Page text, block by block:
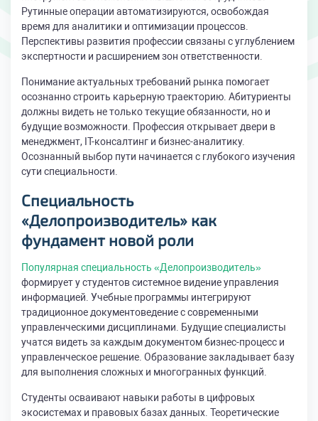
Рутинные операции автоматизируются, освобождая
время для аналитики и оптимизации процессов.
Перспективы развития профессии связаны с углублением
экспертности и расширением зон ответственности.
Понимание актуальных требований рынка помогает
осознанно строить карьерную траекторию. Абитуриенты
должны видеть не только текущие обязанности, но и
будущие возможности. Профессия открывает двери в
менеджмент, IT-консалтинг и бизнес-аналитику.
Осознанный выбор пути начинается с глубокого изучения
сути специальности.
Специальность
«Делопроизводитель» как
фундамент новой роли
Популярная специальность «Делопроизводитель»
формирует у студентов системное видение управления
информацией. Учебные программы интегрируют
традиционное документоведение с современными
управленческими дисциплинами. Будущие специалисты
учатся видеть за каждым документом бизнес-процесс и
управленческое решение. Образование закладывает базу
для выполнения сложных и многогранных функций.
Студенты осваивают навыки работы в цифровых
экосистемах и правовых базах данных. Теоретические